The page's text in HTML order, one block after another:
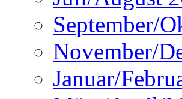
September/
November/
Januar/